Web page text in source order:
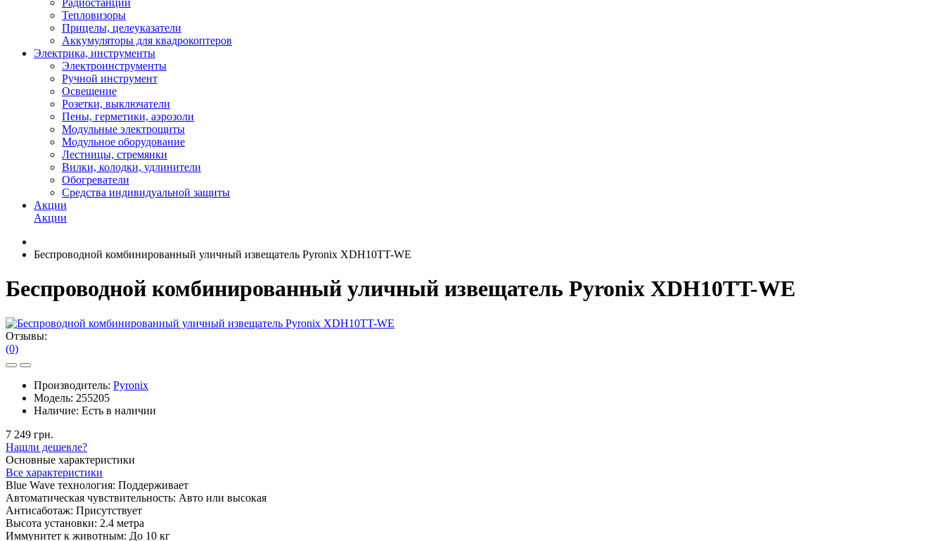
Радиостанции
Тепловизоры
Прицелы, целеуказатели
Аккумуляторы для квадрокоптеров
Электрика, инструменты
Электроинструменты
Ручной инструмент
Освещение
Розетки, выключатели
Пены, герметики, аэрозоли
Модульные электрощиты
Модульное оборудование
Лестницы, стремянки
Вилки, колодки, удлинители
Обогреватели
Средства индивидуальной защиты
Акции
Акции
Беспроводной комбинированный уличный извещатель Pyronix XDH10TT-WE
Беспроводной комбинированный уличный извещатель Pyronix XDH10TT-WE
Отзывы:
(0)
Производитель: Pyronix
Модель: 255205
Наличие: Есть в наличии
7 249 грн.
Нашли дешевле?
Основные характеристики
Все характеристики
Blue Wave технология: Поддерживает
Автоматическая чувствительность: Авто или высокая
Антисаботаж: Присутствует
Высота установки: 2.4 метра
Иммунитет к животным: До 10 кг